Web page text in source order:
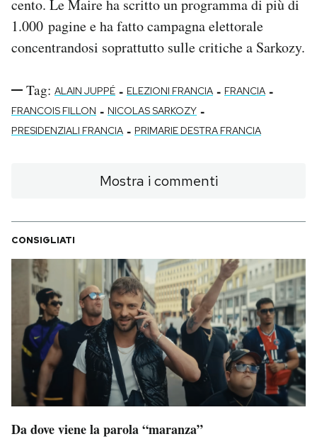
cento. Le Maire ha scritto un programma di più di
1.000 pagine e ha fatto campagna elettorale
concentrandosi soprattutto sulle critiche a Sarkozy.
Tag: ALAIN JUPPÉ - ELEZIONI FRANCIA - FRANCIA -
FRANCOIS FILLON - NICOLAS SARKOZY -
PRESIDENZIALI FRANCIA - PRIMARIE DESTRA FRANCIA
Mostra i commenti
CONSIGLIATI
Da dove viene la parola “maranza”